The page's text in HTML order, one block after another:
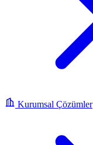
Kurumsal Çözümler